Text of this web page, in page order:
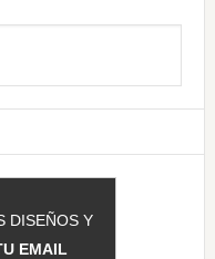
DISEÑOS Y
EMAIL